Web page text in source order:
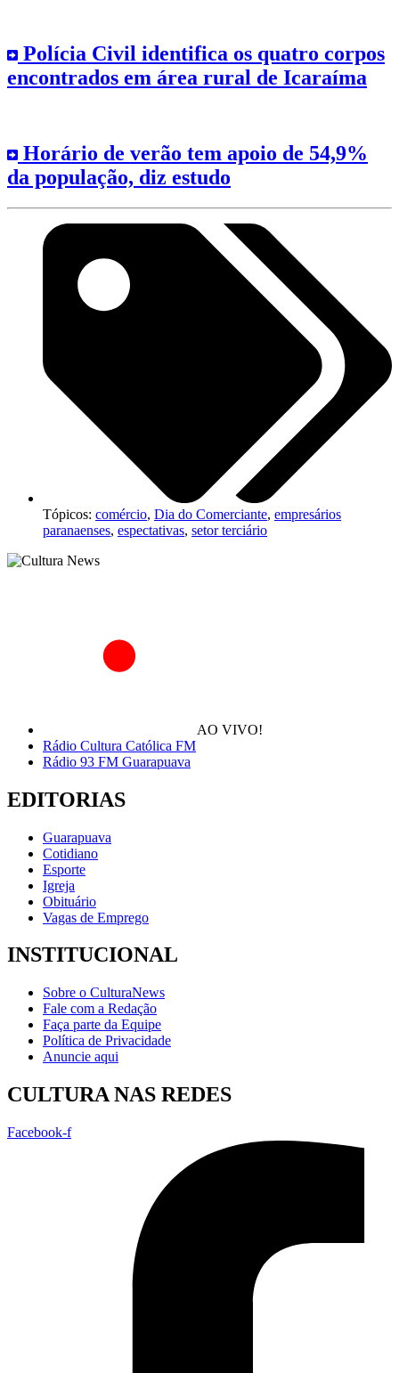
Polícia Civil identifica os quatro corpos
encontrados em área rural de Icaraíma
Horário de verão tem apoio de 54,9%
da população, diz estudo
Tópicos: comércio, Dia do Comerciante, empresários
paranaenses, espectativas, setor terciário
AO VIVO!
Rádio Cultura Católica FM
Rádio 93 FM Guarapuava
EDITORIAS
Guarapuava
Cotidiano
Esporte
Igreja
Obituário
Vagas de Emprego
INSTITUCIONAL
Sobre o CulturaNews
Fale com a Redação
Faça parte da Equipe
Política de Privacidade
Anuncie aqui
CULTURA NAS REDES
Facebook-f